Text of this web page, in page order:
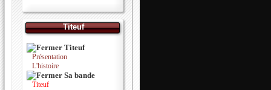
Titeuf
Titeuf
Présentation
L'histoire
Sa bande
Titeuf